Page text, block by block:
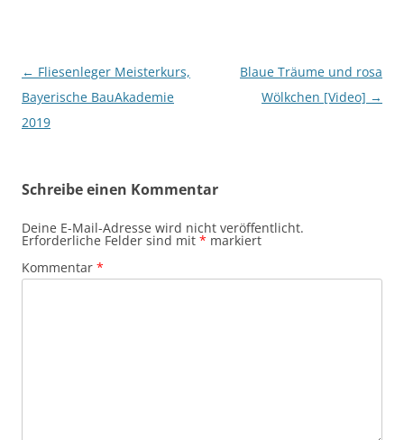
Beitragsnavigation
← Fliesenleger Meisterkurs,
Bayerische BauAkademie
2019
Blaue Träume und rosa
Wölkchen [Video] →
Schreibe einen Kommentar
Deine E-Mail-Adresse wird nicht veröffentlicht.
Erforderliche Felder sind mit * markiert
Kommentar *